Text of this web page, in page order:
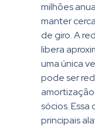
milhões
manter
de giro. A
libera
uma única
pode ser
sócios.
principais